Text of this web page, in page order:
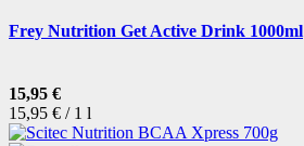
Frey Nutrition Get Active Drink 1000ml
15,95 €
15,95 € / 1 l